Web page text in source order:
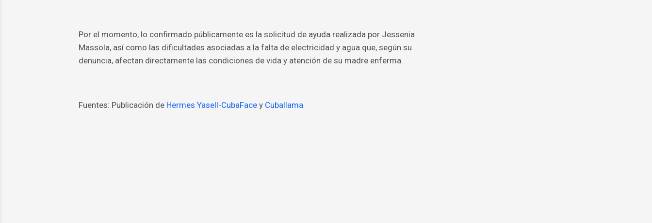
Por el momento, lo confirmado públicamente es la solicitud de ayuda realizada por Jessenia
Massola, así como las dificultades asociadas a la falta de electricidad y agua que, según su
denuncia, afectan directamente las condiciones de vida y atención de su madre enferma.
Fuentes: Publicación deHermes Yasell-CubaFacey Cuballama